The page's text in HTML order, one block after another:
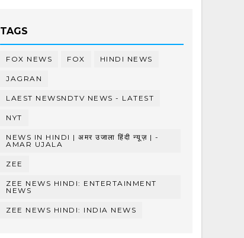
TAGS
FOX NEWS FOX HINDI NEWS
JAGRAN
LAEST NEWSNDTV NEWS - LATEST
NYT
NEWS IN HINDI | अमर उजाला हिंदी न्यूज़ | -
AMAR UJALA
ZEE
ZEE NEWS HINDI: ENTERTAINMENT
NEWS
ZEE NEWS HINDI: INDIA NEWS